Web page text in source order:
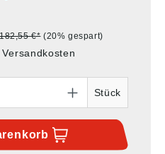
182,55 €* (20% gespart)
Stück